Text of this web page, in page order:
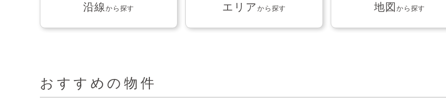
沿線から探す エリアから探す 地図から探す
おすすめの物件